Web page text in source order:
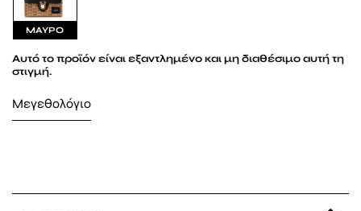
ΜΑΥΡΟ
Αυτό το προϊόν είναι εξαντλημένο και μη διαθέσιμο αυτή τη
στιγμή.
Μεγεθολόγιο